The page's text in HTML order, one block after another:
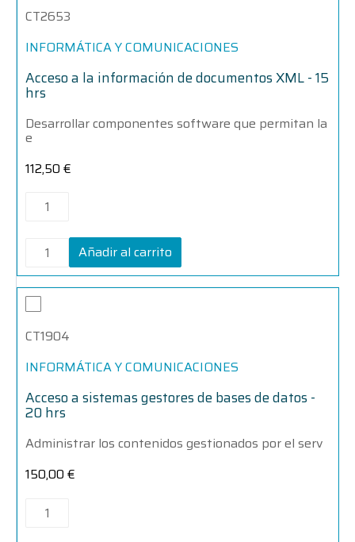
CT2653
INFORMÁTICA Y COMUNICACIONES
Acceso a la información de documentos XML - 15
hrs
Desarrollar componentes software que permitan la
e
112,50 €
información
documentos
-
15
hrs
cantidad
información
documentos
-
15
hrs
cantidad
Añadir al carrito
CT1904
INFORMÁTICA Y COMUNICACIONES
Acceso a sistemas gestores de bases de datos -
20 hrs
Administrar los contenidos gestionados por el serv
150,00 €
Acceso
a
gestores
bases
datos
-
20
hrs
cantidad
Acceso
a
gestores
bases
datos
-
20
hrs
cantidad